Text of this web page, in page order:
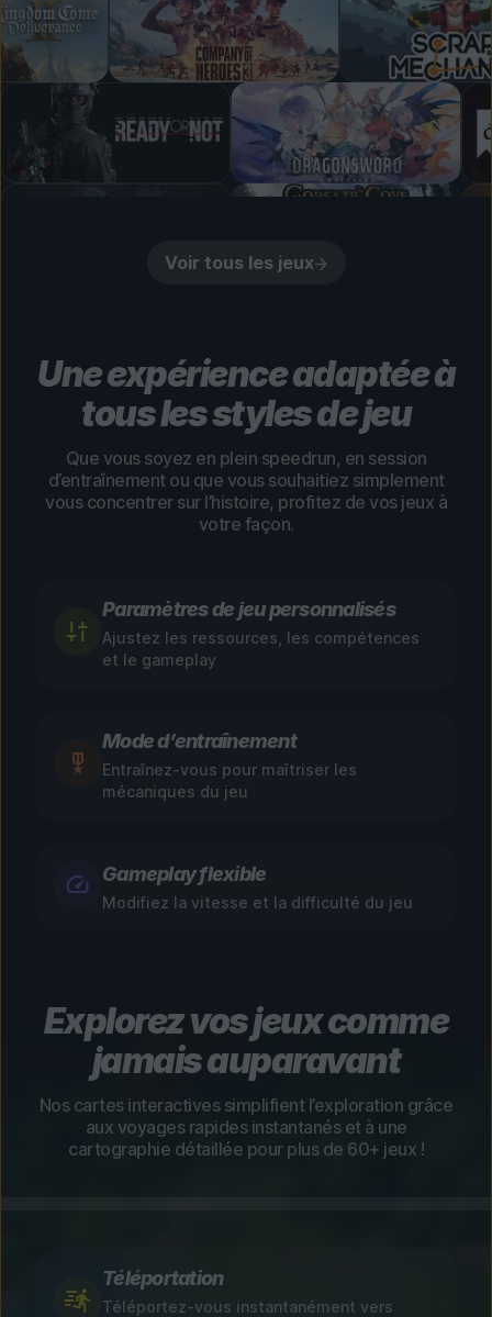
Voir tous les jeux
Une expérience adaptée à
tous les styles de jeu
Que vous soyez en plein speedrun, en session
d’entraînement ou que vous souhaitiez simplement
vous concentrer sur l’histoire, profitez de vos jeux à
votre façon.
Paramètres de jeu personnalisés
Ajustez les ressources, les compétences
et le gameplay
Mode d’entraînement
Entraînez-vous pour maîtriser les
mécaniques du jeu
Gameplay flexible
Modifiez la vitesse et la difficulté du jeu
Explorez vos jeux comme
jamais auparavant
Nos cartes interactives simplifient l’exploration grâce
aux voyages rapides instantanés et à une
cartographie détaillée pour plus de 60+ jeux !
Téléportation
Téléportez-vous instantanément vers